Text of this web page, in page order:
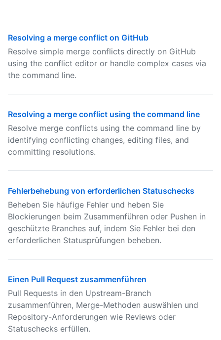
Resolving a merge conflict on GitHub
Resolve simple merge conflicts directly on GitHub
using the conflict editor or handle complex cases via
the command line.
Resolving a merge conflict using the command line
Resolve merge conflicts using the command line by
identifying conflicting changes, editing files, and
committing resolutions.
Fehlerbehebung von erforderlichen Statuschecks
Beheben Sie häufige Fehler und heben Sie
Blockierungen beim Zusammenführen oder Pushen in
geschützte Branches auf, indem Sie Fehler bei den
erforderlichen Statusprüfungen beheben.
Einen Pull Request zusammenführen
Pull Requests in den Upstream-Branch
zusammenführen, Merge-Methoden auswählen und
Repository-Anforderungen wie Reviews oder
Statuschecks erfüllen.